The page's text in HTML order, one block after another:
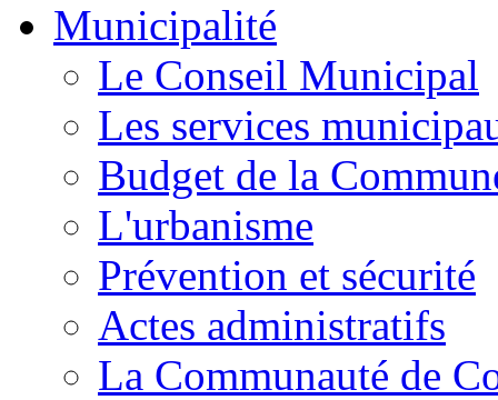
Municipalité
Le Conseil Municipal
Les services
Budget de la
L'urbanisme
Prévention et sécurité
Actes administratifs
La Communauté de